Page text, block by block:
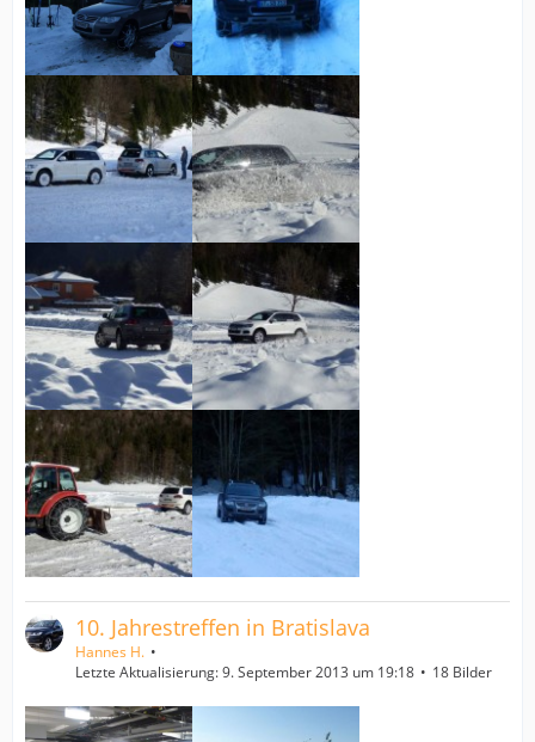
10. Jahrestreffen in Bratislava
Hannes H.
Letzte Aktualisierung:9. September 2013 um 19:18 18 Bilder